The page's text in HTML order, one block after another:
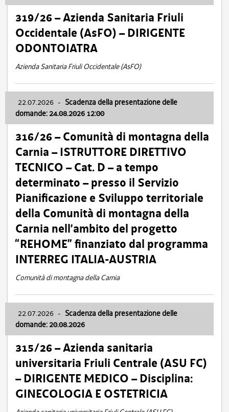
319/26 – Azienda Sanitaria Friuli
Occidentale (AsFO) – DIRIGENTE
ODONTOIATRA
Azienda Sanitaria Friuli Occidentale (AsFO)
22.07.2026 - Scadenza della presentazione delle
domande: 24.08.2026 12:00
316/26 – Comunità di montagna della
Carnia – ISTRUTTORE DIRETTIVO
TECNICO – Cat. D – a tempo
determinato – presso il Servizio
Pianificazione e Sviluppo territoriale
della Comunità di montagna della
Carnia nell’ambito del progetto
“REHOME” finanziato dal programma
INTERREG ITALIA-AUSTRIA
Comunità di montagna della Carnia
22.07.2026 - Scadenza della presentazione delle
domande: 20.08.2026
315/26 – Azienda sanitaria
universitaria Friuli Centrale (ASU FC)
– DIRIGENTE MEDICO – Disciplina:
GINECOLOGIA E OSTETRICIA